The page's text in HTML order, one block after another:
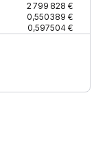
2 799 828 €
0,550389 €
0,597504 €